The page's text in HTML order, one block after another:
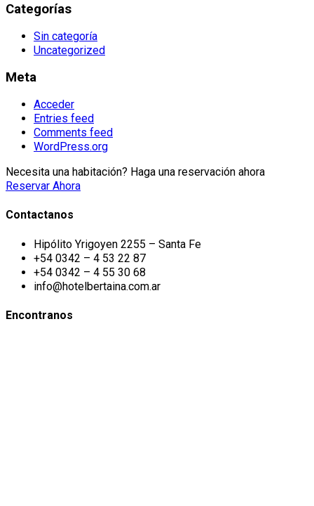
Categorías
Sin categoría
Uncategorized
Meta
Acceder
Entries feed
Comments feed
WordPress.org
Necesita una habitación? Haga una reservación ahora
Reservar Ahora
Contactanos
Hipólito Yrigoyen 2255 – Santa Fe
+54 0342 – 4 53 22 87
+54 0342 – 4 55 30 68
info@hotelbertaina.com.ar
Encontranos